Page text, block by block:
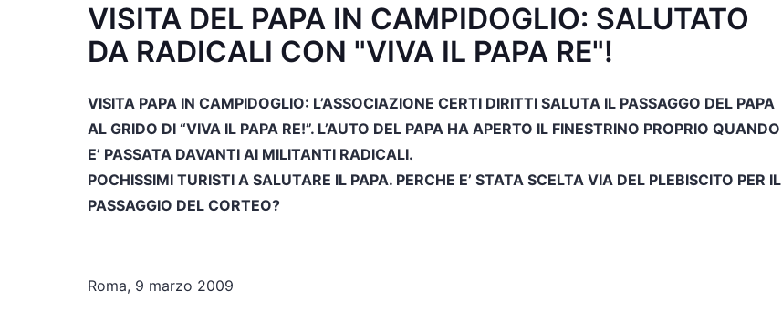
VISITA DEL PAPA IN CAMPIDOGLIO: SALUTATO
DA RADICALI CON "VIVA IL PAPA RE"!
VISITA PAPA IN CAMPIDOGLIO: L’ASSOCIAZIONE CERTI DIRITTI SALUTA IL PASSAGGO DEL PAPA
AL GRIDO DI “VIVA IL PAPA RE!”. L’AUTO DEL PAPA HA APERTO IL FINESTRINO PROPRIO QUANDO
E’ PASSATA DAVANTI AI MILITANTI RADICALI.
POCHISSIMI TURISTI A SALUTARE IL PAPA. PERCHE E’ STATA SCELTA VIA DEL PLEBISCITO PER IL
PASSAGGIO DEL CORTEO?
Roma, 9 marzo 2009